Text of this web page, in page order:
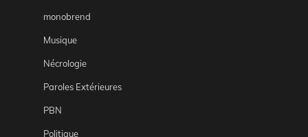
monobrend
Musique
Nécrologie
Paroles Extérieures
PBN
Politique